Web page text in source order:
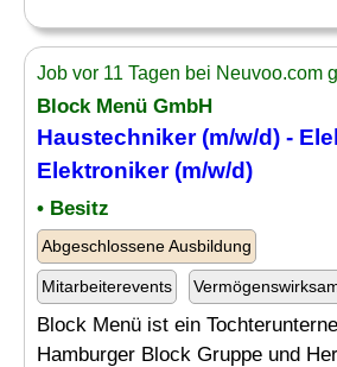
Job vor 11 Tagen bei Neuvoo.com
Block Menü GmbH
Haustechniker (m/w/d) -
Elektroniker (m/w/d)
• Besitz
Abgeschlossene Ausbildung
Mitarbeiterevents
Block Menü ist ein
Hamburger Block Gruppe und